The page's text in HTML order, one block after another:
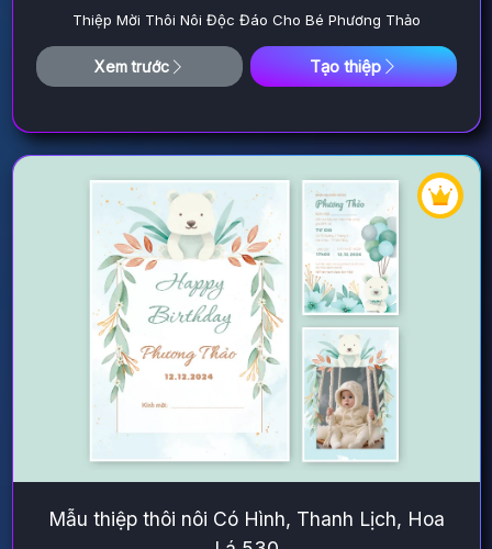
Thiệp Mời Thôi Nôi Độc Đáo Cho Bé Phương Thảo
Xem trước Tạo thiệp
Mẫu thiệp thôi nôi Có Hình, Thanh Lịch, Hoa